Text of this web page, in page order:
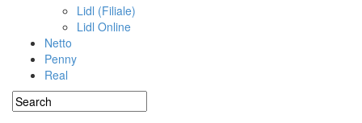
Lidl (Filiale)
Lidl Online
Netto
Penny
Real